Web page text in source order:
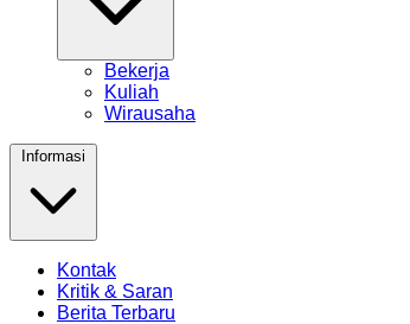
Bekerja
Kuliah
Wirausaha
Kontak
Kritik & Saran
Berita Terbaru